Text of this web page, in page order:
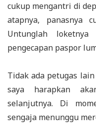
cukup mengantri di
atapnya, panasnya
Untunglah
pengecapan paspor
Tidak ada petugas
saya harapkan
selanjutnya. Di
sengaja menunggu